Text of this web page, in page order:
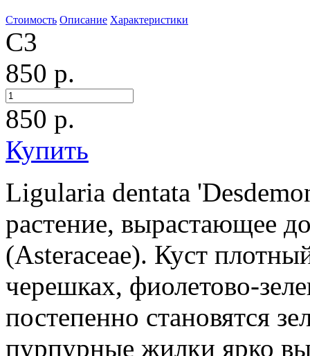
Стоимость Описание Характеристики
C3
850 р.
850 р.
Купить
Ligularia dentata
растение, вырастающее
(Asteraceae). Куст
черешках, фиолетово-
постепенно становятся
пурпурные жилки ярко